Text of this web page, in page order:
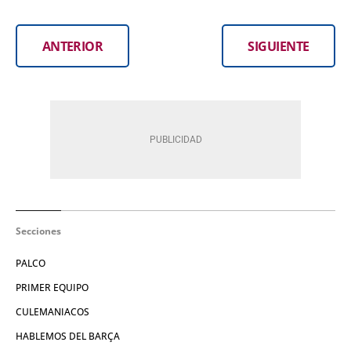
ANTERIOR SIGUIENTE
Secciones
PALCO
PRIMER EQUIPO
CULEMANIACOS
HABLEMOS DEL BARÇA